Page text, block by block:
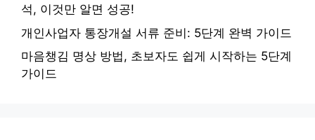
석, 이것만 알면 성공!
개인사업자 통장개설 서류 준비: 5단계 완벽 가이드
마음챙김 명상 방법, 초보자도 쉽게 시작하는 5단계
가이드